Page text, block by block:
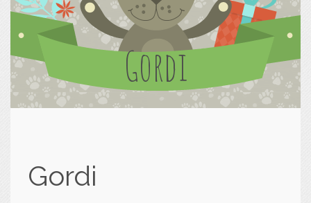
Gordi
Gordi